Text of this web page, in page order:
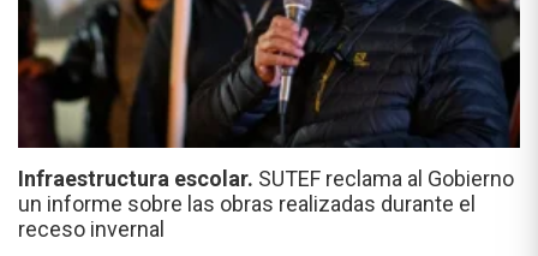
Infraestructura escolar. SUTEF reclama al Gobierno
un informe sobre las obras realizadas durante el
receso invernal